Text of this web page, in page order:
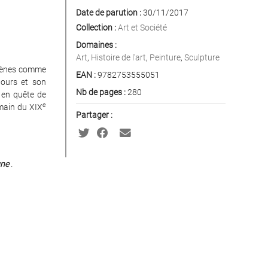
comme
et son
quête de
du XIXe
.
Date de parution :30/11/2017
Collection : Art et Société
Domaines :
Art, Histoire de l'art, Peinture, Sculpture
EAN :9782753555051
Nb de pages :280
Partager :